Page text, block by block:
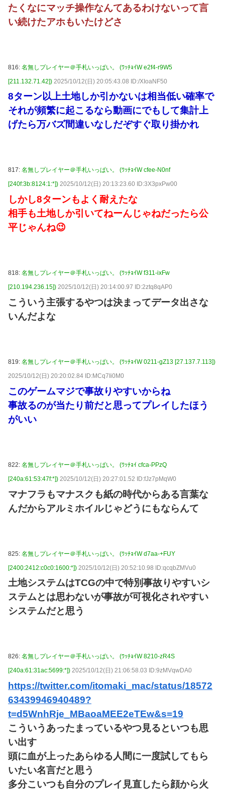
たくなにマッチ操作なんてあるわけないって言
い続けたアホもいたけどさ
816: 名無しプレイヤー＠手札いっぱい。 (ﾜｯﾁｮｲW e2f4-r9W5
[211.132.71.42]) 2025/10/12(日) 20:05:43.08 ID:/XIoaNF50
8ターン以上土地しか引かないは相当低い確率で
それが頻繁に起こるなら動画にでもして集計上
げたら万バズ間違いなしだぞすぐ取り掛かれ
817: 名無しプレイヤー＠手札いっぱい。 (ﾜｯﾁｮｲW cfee-N0nf
[240f:3b:8124:1:*]) 2025/10/12(日) 20:13:23.60 ID:3X3pxPw00
しかし8ターンもよく耐えたな
相手も土地しか引いてねーんじゃねだったら公
平じゃんね😉
818: 名無しプレイヤー＠手札いっぱい。 (ﾜｯﾁｮｲW f311-ixFw
[210.194.236.15]) 2025/10/12(日) 20:14:00.97 ID:2ztq8qAP0
こういう主張するやつは決まってデータ出さな
いんだよな
819: 名無しプレイヤー＠手札いっぱい。 (ﾜｯﾁｮｲW 0211-gZ13 [27.137.7.113])
2025/10/12(日) 20:20:02.84 ID:MCq7Ii0M0
このゲームマジで事故りやすいからね
事故るのが当たり前だと思ってプレイしたほう
がいい
822: 名無しプレイヤー＠手札いっぱい。 (ﾜｯﾁｮｲ cfca-PPzQ
[240a:61:53:47f:*]) 2025/10/12(日) 20:27:01.52 ID:fJz7pMqW0
マナフラもマナスクも紙の時代からある言葉な
んだからアルミホイルじゃどうにもならんて
825: 名無しプレイヤー＠手札いっぱい。 (ﾜｯﾁｮｲW d7aa-+FUY
[2400:2412:c0c0:1600:*]) 2025/10/12(日) 20:52:10.98 ID:qcqbZMVu0
土地システムはTCGの中で特別事故りやすいシ
ステムとは思わないが事故が可視化されやすい
システムだと思う
826: 名無しプレイヤー＠手札いっぱい。 (ﾜｯﾁｮｲW 8210-zR4S
[240a:61:31ac:5699:*]) 2025/10/12(日) 21:06:58.03 ID:9zMVqwDA0
https://twitter.com/itomaki_mac/status/18572
63439946940489?
t=d5WnhRje_MBaoaMEE2eTEw&s=19
こういうあったまっているやつ見るといつも思
い出す
頭に血が上ったあらゆる人間に一度試してもら
いたい名言だと思う
多分こいつも自分のプレイ見直したら顔から火